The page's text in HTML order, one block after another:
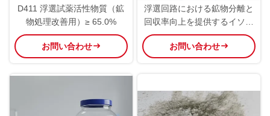
D411 浮選試薬活性物質（鉱
物処理改善用）≥ 65.0%
お問い合わせ
浮選回路における鉱物分離と
回収率向上を提供するイソプ
ロピルアルコール3%最大浮
選試薬
お問い合わせ